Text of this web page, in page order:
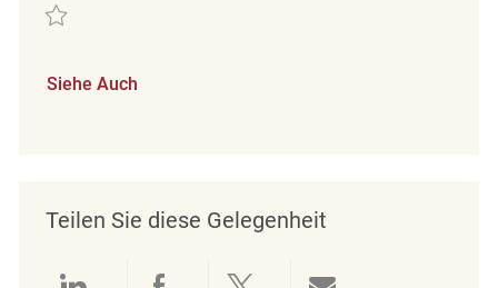
Retten Merchandise Associate REQ56476
Siehe Auch
Teilen Sie diese Gelegenheit